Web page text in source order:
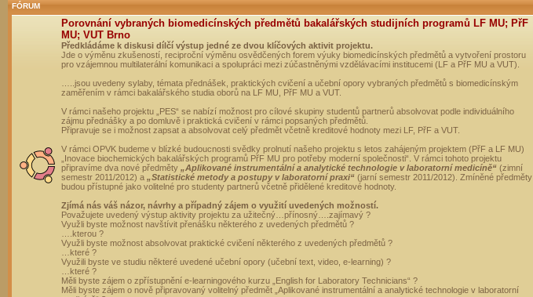
FÓRUM
Porovnání vybraných biomedicínských předmětů bakalářských studijních programů LF MU; PřF
MU; VUT Brno
Předkládáme k diskusi dílčí výstup jedné ze dvou klíčových aktivit projektu.
Jde o výměnu zkušeností, reciproční výměnu osvědčených forem výuky biomedicínských předmětů a vytvoření prostoru
pro vzájemnou multilaterální komunikaci a spolupráci mezi zúčastněnými vzdělávacími institucemi (LF a PřF MU a VUT).
…..jsou uvedeny sylaby, témata přednášek, praktických cvičení a učební opory vybraných předmětů s biomedicínským
zaměřením v rámci bakalářského studia oborů na LF MU, PřF MU a VUT.
V rámci našeho projektu „PES“ se nabízí možnost pro cílové skupiny studentů partnerů absolvovat podle individuálního
zájmu přednášky a po domluvě i praktická cvičení v rámci popsaných předmětů.
Připravuje se i možnost zapsat a absolvovat celý předmět včetně kreditové hodnoty mezi LF, PřF a VUT.
V rámci OPVK budeme v blízké budoucnosti svědky prolnutí našeho projektu s letos zahájeným projektem (PřF a LF MU)
„Inovace biochemických bakalářských programů PřF MU pro potřeby moderní společnosti“. V rámci tohoto projektu
připravíme dva nové předměty „Aplikované instrumentální a analytické technologie v laboratorní medicíně“ (zimní
semestr 2011/2012) a „Statistické metody a postupy v laboratorní praxi“ (jarní semestr 2011/2012). Zmíněné předměty
budou přístupné jako volitelné pro studenty partnerů včetně přidělené kreditové hodnoty.
Zjímá nás váš názor, návrhy a případný zájem o využití uvedených možností.
Považujete uvedený výstup aktivity projektu za užitečný…přínosný….zajímavý ?
Využli byste možnost navštívit přenášku některého z uvedených předmětů ?
….kterou ?
Využli byste možnost absolvovat praktické cvičení některého z uvedených předmětů ?
…které ?
Využili byste ve studiu některé uvedené učební opory (učební text, video, e-learning) ?
…které ?
Měli byste zájem o zpřístupnění e-learningového kurzu „English for Laboratory Technicians“ ?
Měli byste zájem o nově připravovaný volitelný předmět „Aplikované instrumentální a analytické technologie v laboratorní